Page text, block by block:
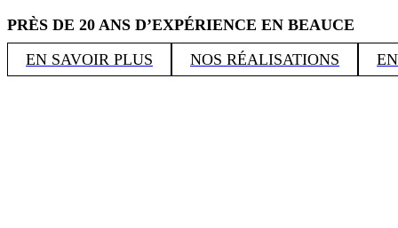
PRÈS DE 20 ANS D’EXPÉRIENCE EN BEAUCE
EN SAVOIR PLUS
NOS RÉALISATIONS